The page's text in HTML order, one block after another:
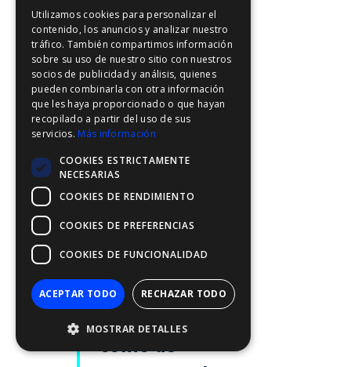
mejora la
eficiencia en la
recopilación de
datos, lo que la
convierte en una
herramienta
invaluable tanto
para
aplicaciones
comerciales
como de
FDE
FHL
FIT
FESA
Utilizamos cookies para personalizar el
contenido, los anuncios y analizar nuestro
tráfico. También compartimos información
sobre su uso de nuestro sitio con nuestros
socios de publicidad y análisis, quienes
pueden combinarla con otra información
que les haya proporcionado o que hayan
recopilado a partir del uso de sus
servicios. Más información
COOKIES ESTRICTAMENTE
NECESARIAS
COOKIES DE RENDIMIENTO
COOKIES DE PREFERENCIAS
COOKIES DE FUNCIONALIDAD
ACEPTAR TODO RECHAZAR TODO
MOSTRAR DETALLES